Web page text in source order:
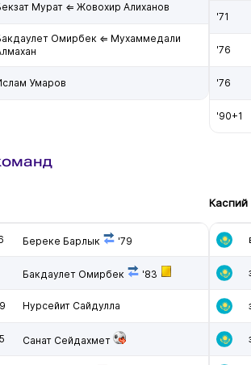
Мурат ⇐ Жовохир Алиханов
Омирбек ⇐ Мухаммедали
Умаров
'71
'76
'76
'90+1
Береке Барлык '79
Бакдаулет Омирбек '83
Нурсейит Сайдулла
Санат Сейдахмет
Каспий